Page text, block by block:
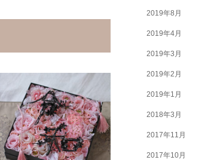
2019年8月
2019年4月
2019年3月
2019年2月
2019年1月
2018年3月
2017年11月
2017年10月